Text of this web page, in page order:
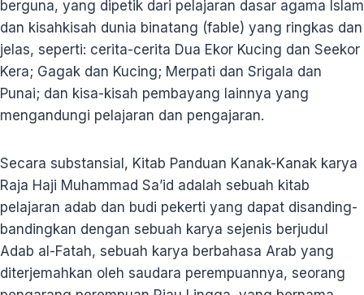
berguna, yang dipetik dari pelajaran dasar agama Islam
dan kisahkisah dunia binatang (fable) yang ringkas dan
jelas, seperti: cerita-cerita Dua Ekor Kucing dan Seekor
Kera; Gagak dan Kucing; Merpati dan Srigala dan
Punai; dan kisa-kisah pembayang lainnya yang
mengandungi pelajaran dan pengajaran.
Secara substansial, Kitab Panduan Kanak-Kanak karya
Raja Haji Muhammad Sa’id adalah sebuah kitab
pelajaran adab dan budi pekerti yang dapat disanding-
bandingkan dengan sebuah karya sejenis berjudul
Adab al-Fatah, sebuah karya berbahasa Arab yang
diterjemahkan oleh saudara perempuannya, seorang